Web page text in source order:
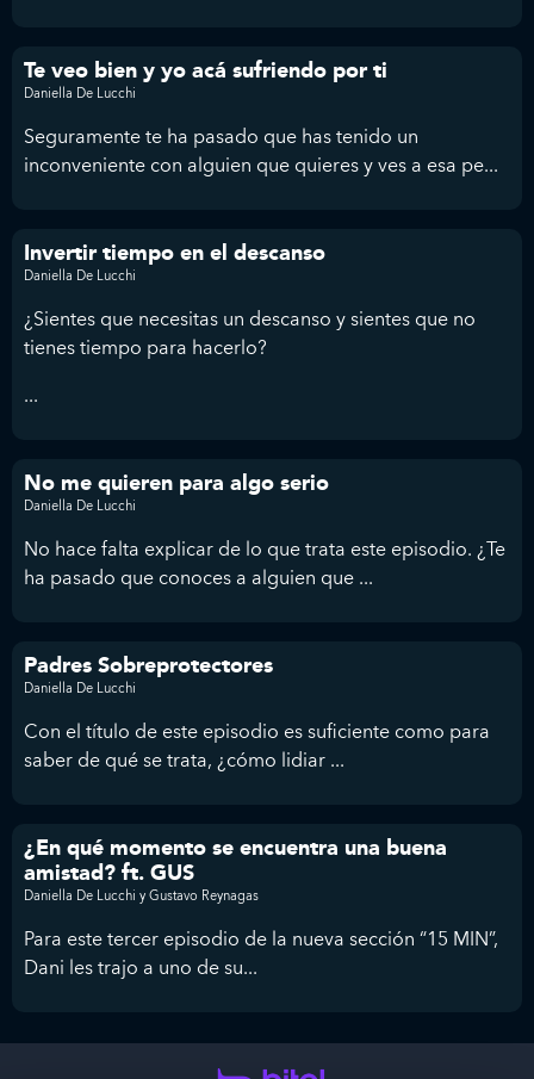
Te veo bien y yo acá sufriendo por ti
Daniella De Lucchi
Seguramente te ha pasado que has tenido un
inconveniente con alguien que quieres y ves a esa pe...
Invertir tiempo en el descanso
Daniella De Lucchi
¿Sientes que necesitas un descanso y sientes que no
tienes tiempo para hacerlo?
...
No me quieren para algo serio
Daniella De Lucchi
No hace falta explicar de lo que trata este episodio. ¿Te
ha pasado que conoces a alguien que ...
Padres Sobreprotectores
Daniella De Lucchi
Con el título de este episodio es suficiente como para
saber de qué se trata, ¿cómo lidiar ...
¿En qué momento se encuentra una buena
amistad? ft. GUS
Daniella De Lucchi y Gustavo Reynagas
Para este tercer episodio de la nueva sección “15 MIN”,
Dani les trajo a uno de su...